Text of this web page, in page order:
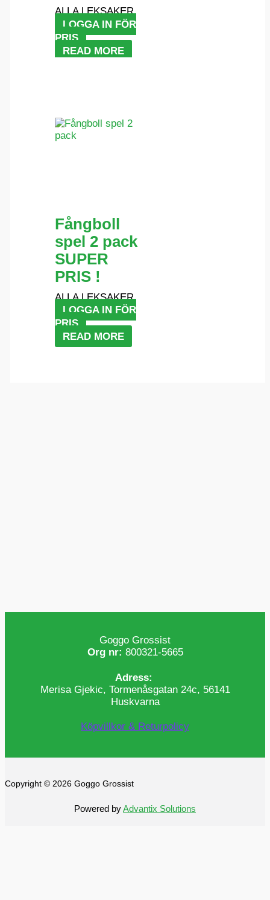
ALLA LEKSAKER
LOGGA IN FÖR
PRIS
READ MORE
Fångboll
spel 2 pack
SUPER
PRIS !
ALLA LEKSAKER
LOGGA IN FÖR
PRIS
READ MORE
Goggo Grossist
Org nr: 800321-5665
Adress:
Merisa Gjekic, Tormenåsgatan 24c, 56141
Huskvarna
Köpvillkor & Returpolicy
Copyright © 2026 Goggo Grossist
Powered byAdvantix Solutions